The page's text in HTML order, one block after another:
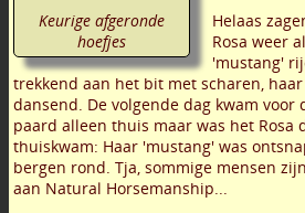
Keurige afgeronde
hoefjes
Helaas
Rosa weer
'mustang'
trekkend aan het bit met scharen,
dansend. De volgende dag kwam
paard alleen thuis maar was het Rosa
thuiskwam: Haar 'mustang' was
bergen rond. Tja, sommige mensen
aan Natural Horsemanship...